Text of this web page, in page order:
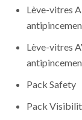
Lève-vitres
Lève-vitres
Pack Safety
Pack